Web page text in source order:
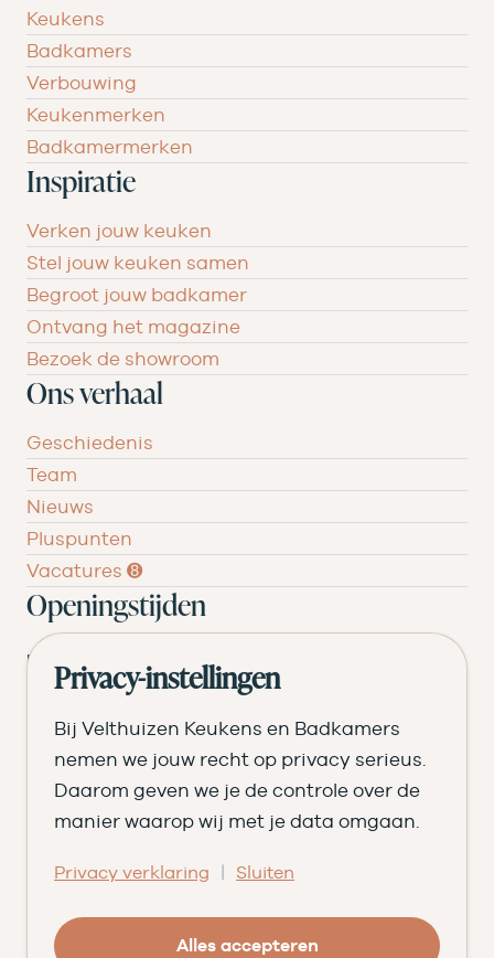
Keukens
Badkamers
Verbouwing
Keukenmerken
Badkamermerken
Inspiratie
Verken jouw keuken
Stel jouw keuken samen
Begroot jouw badkamer
Ontvang het magazine
Bezoek de showroom
Ons verhaal
Geschiedenis
Team
Nieuws
Pluspunten
Vacatures ➑
Openingstijden
DI 09.00 tot 17.30
09.00 tot 17.30
09.00 tot 20.00
© Velthuizen Keukens en Badkamers
Privacy-instellingen
Bij Velthuizen Keukens en Badkamers
nemen we jouw recht op privacy serieus.
Daarom geven we je de controle over de
manier waarop wij met je data omgaan.
Privacy verklaring | Sluiten
Alles accepteren